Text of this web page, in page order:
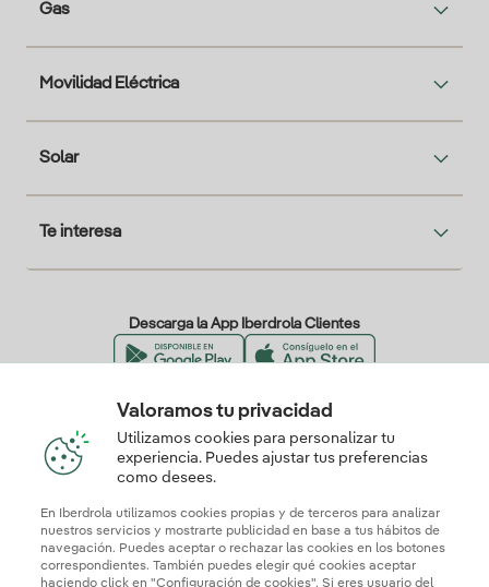
Gas
Movilidad Eléctrica
Solar
Te interesa
Descarga la App Iberdrola Clientes
Nuestros certificados de confianza
Valoramos tu privacidad
Utilizamos cookies para personalizar tu
experiencia. Puedes ajustar tus preferencias
como desees.
En Iberdrola utilizamos cookies propias y de terceros para analizar
nuestros servicios y mostrarte publicidad en base a tus hábitos de
navegación. Puedes aceptar o rechazar las cookies en los botones
correspondientes. También puedes elegir qué cookies aceptar
haciendo click en "Configuración de cookies". Si eres usuario del